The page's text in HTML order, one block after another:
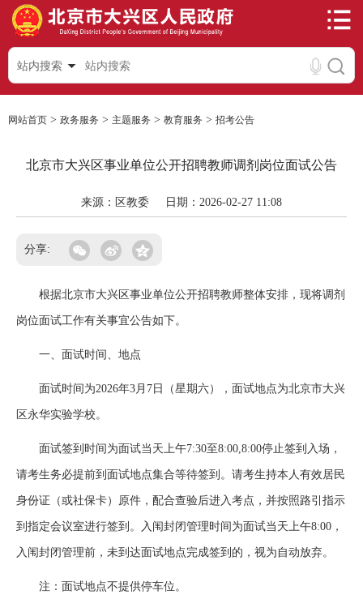
站内搜索
网站首页 > 政务服务 > 主题服务 > 教育服务 > 招考公告
北京市大兴区事业单位公开招聘教师调剂岗位面试公告
来源：区教委 日期：2026-02-27 11:08
分享:
根据北京市大兴区事业单位公开招聘教师整体安排，现将调剂
岗位面试工作有关事宜公告如下。
一、面试时间、地点
面试时间为2026年3月7日（星期六），面试地点为北京市大兴
区永华实验学校。
面试签到时间为面试当天上午7:30至8:00,8:00停止签到入场，
请考生务必提前到面试地点集合等待签到。请考生持本人有效居民
身份证（或社保卡）原件，配合查验后进入考点，并按照路引指示
到指定会议室进行签到。入闱封闭管理时间为面试当天上午8:00，
入闱封闭管理前，未到达面试地点完成签到的，视为自动放弃。
注：面试地点不提供停车位。